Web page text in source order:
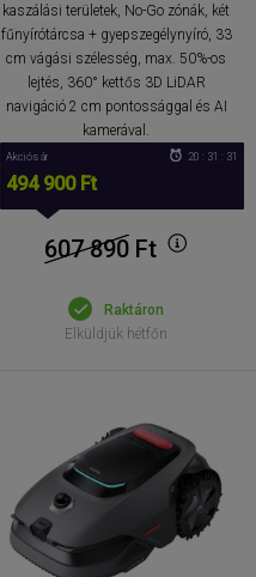
kaszálási területek, No-Go zónák, két
fűnyírótárcsa + gyepszegélynyíró, 33
cm vágási szélesség, max. 50%-os
lejtés, 360° kettős 3D LiDAR
navigáció 2 cm pontossággal és AI
kamerával.
Akciós ár
494 900 Ft
20 : 31 : 30
607 890 Ft
Raktáron
Elküldjük hétfőn